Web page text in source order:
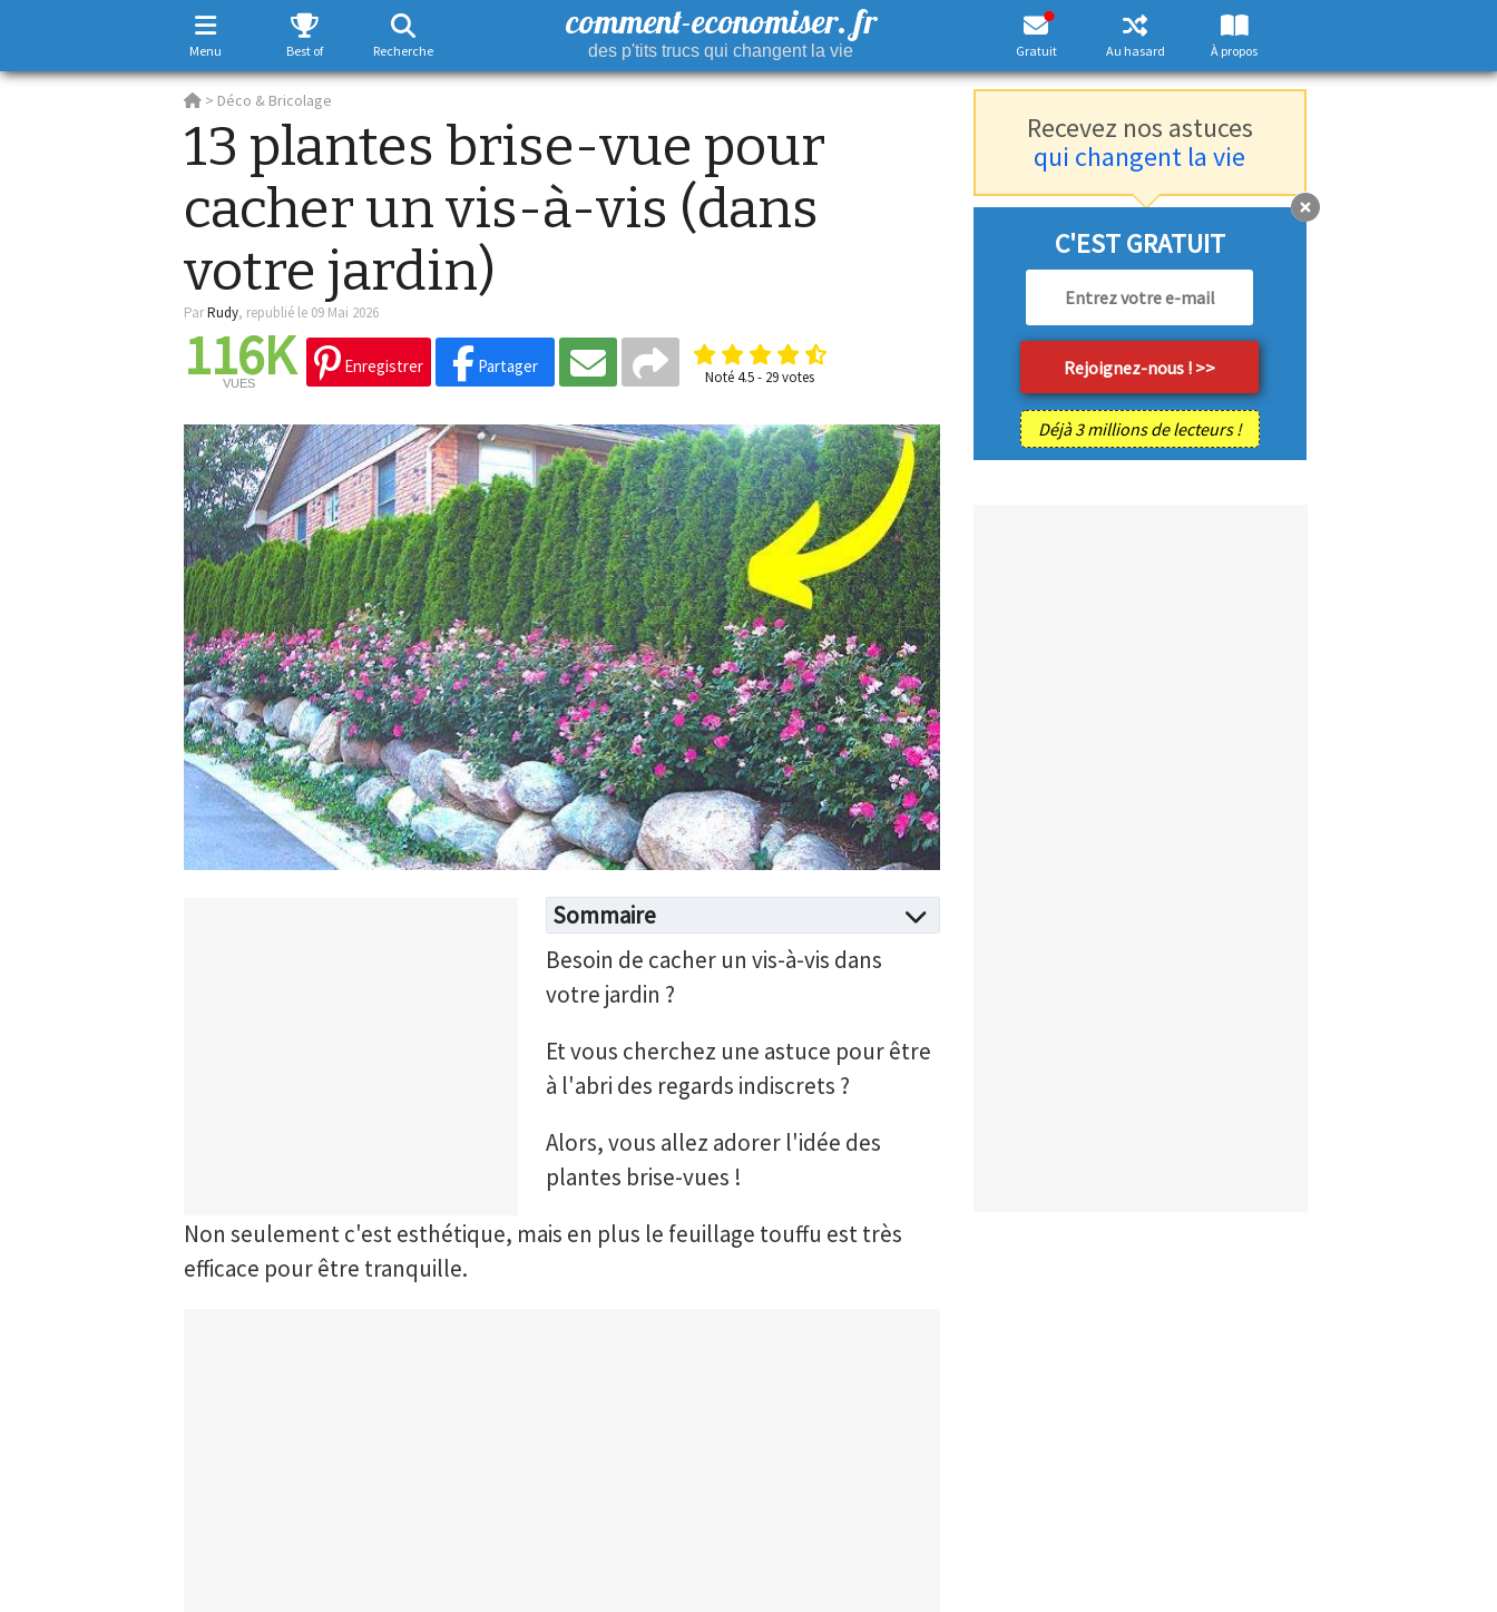
Menu Best of Recherche
comment-economiser. fr
des p'tits trucs qui changent la vie Gratuit Au hasard À propos
> Déco & Bricolage
13 plantes brise-vue pour
cacher un vis-à-vis (dans
votre jardin)
ParRudy, republié le 09 Mai 2026
116K
VUES
Enregistrer Partager
Noté4.5- 29votes
Sommaire
Besoin de cacher un vis-à-vis dans
votre jardin ?
Et vous cherchez une astuce pour être
à l'abri des regards indiscrets ?
Alors, vous allez adorer l'idée des
plantes brise-vues !
Non seulement c'est esthétique, mais en plus le feuillage touffu est très
efficace pour être tranquille.
Recevez nos astuces
qui changent la vie
C'EST GRATUIT
Déjà 3 millions de lecteurs !